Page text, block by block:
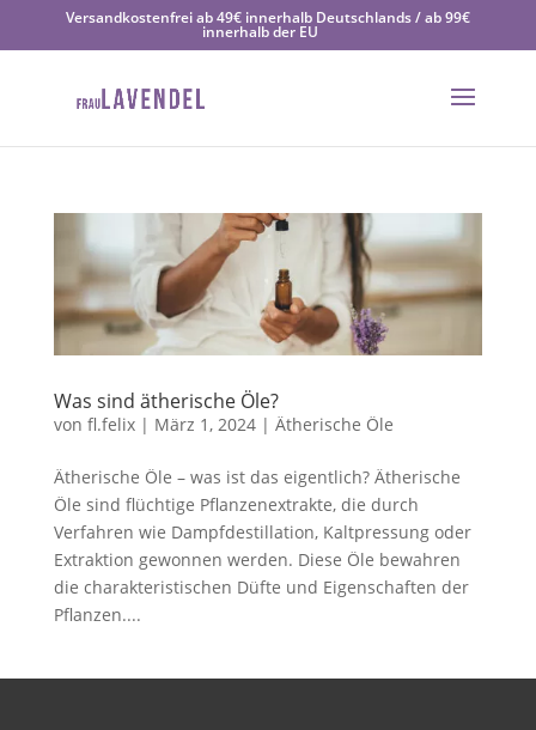
Versandkostenfrei ab 49€ innerhalb Deutschlands / ab 99€
innerhalb der EU
Was sind ätherische Öle?
von fl.felix| März 1, 2024| Ätherische Öle
Ätherische Öle – was ist das eigentlich? Ätherische
Öle sind flüchtige Pflanzenextrakte, die durch
Verfahren wie Dampfdestillation, Kaltpressung oder
Extraktion gewonnen werden. Diese Öle bewahren
die charakteristischen Düfte und Eigenschaften der
Pflanzen....